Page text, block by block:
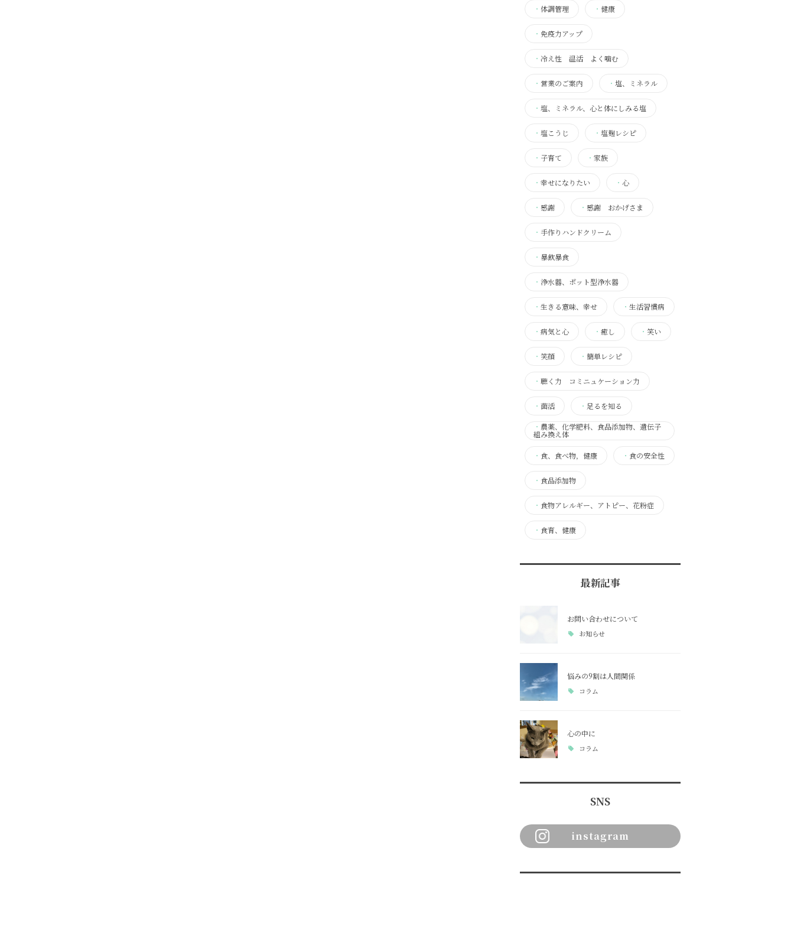
・ 体調管理 ・ 健康
・ 免疫力アップ
・ 冷え性 温活 よく噛む
・ 営業のご案内 ・ 塩、ミネラル
・ 塩、ミネラル、心と体にしみる塩
・ 塩こうじ ・ 塩麹レシピ
・ 子育て ・ 家族
・ 幸せになりたい ・ 心
・ 感謝 ・ 感謝 おかげさま
・ 手作りハンドクリーム
・ 暴飲暴食
・ 浄水器、ポット型浄水器
・ 生きる意味、幸せ ・ 生活習慣病
・ 病気と心 ・ 癒し ・ 笑い
・ 笑顔 ・ 簡単レシピ
・ 聴く力 コミニュケーション力
・ 菌活 ・ 足るを知る
・ 農薬、化学肥料、食品添加物、遺伝子
組み換え体
・ 食、食べ物，健康 ・ 食の安全性
・ 食品添加物
・ 食物アレルギー、アトピー、花粉症
・ 食育、健康
最新記事
お問い合わせについて
お知らせ
悩みの9割は人間関係
コラム
心の中に
コラム
SNS
instagram